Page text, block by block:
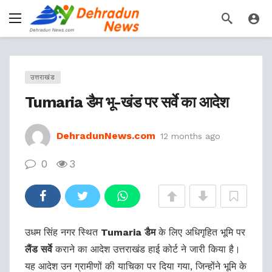
उत्तराखंड
Tumaria डैम भू-खंड पर सर्वे का आदेश
DehradunNews.com 12 months ago
0 3
उधम सिंह नगर स्थित Tumaria डैमके लिए अधिगृहित भूमि पर
लैंड सर्वेकराने का आदेश उत्तराखंड हाई कोर्ट ने जारी किया है।
यह आदेश उन ग्रामीणों की याचिका पर दिया गया, जिन्होंने भूमि के